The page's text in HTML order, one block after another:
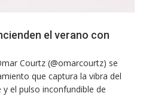
el verano con
Courtz (@omarcourtz) se
que captura la vibra del
el pulso inconfundible de